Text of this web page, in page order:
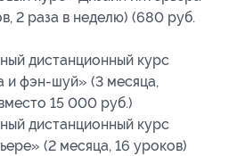
2 раза в неделю) (680 руб.
дистанционный курс
и фэн-шуй» (3 месяца,
15 000 руб.)
дистанционный курс
(2 месяца, 16 уроков)